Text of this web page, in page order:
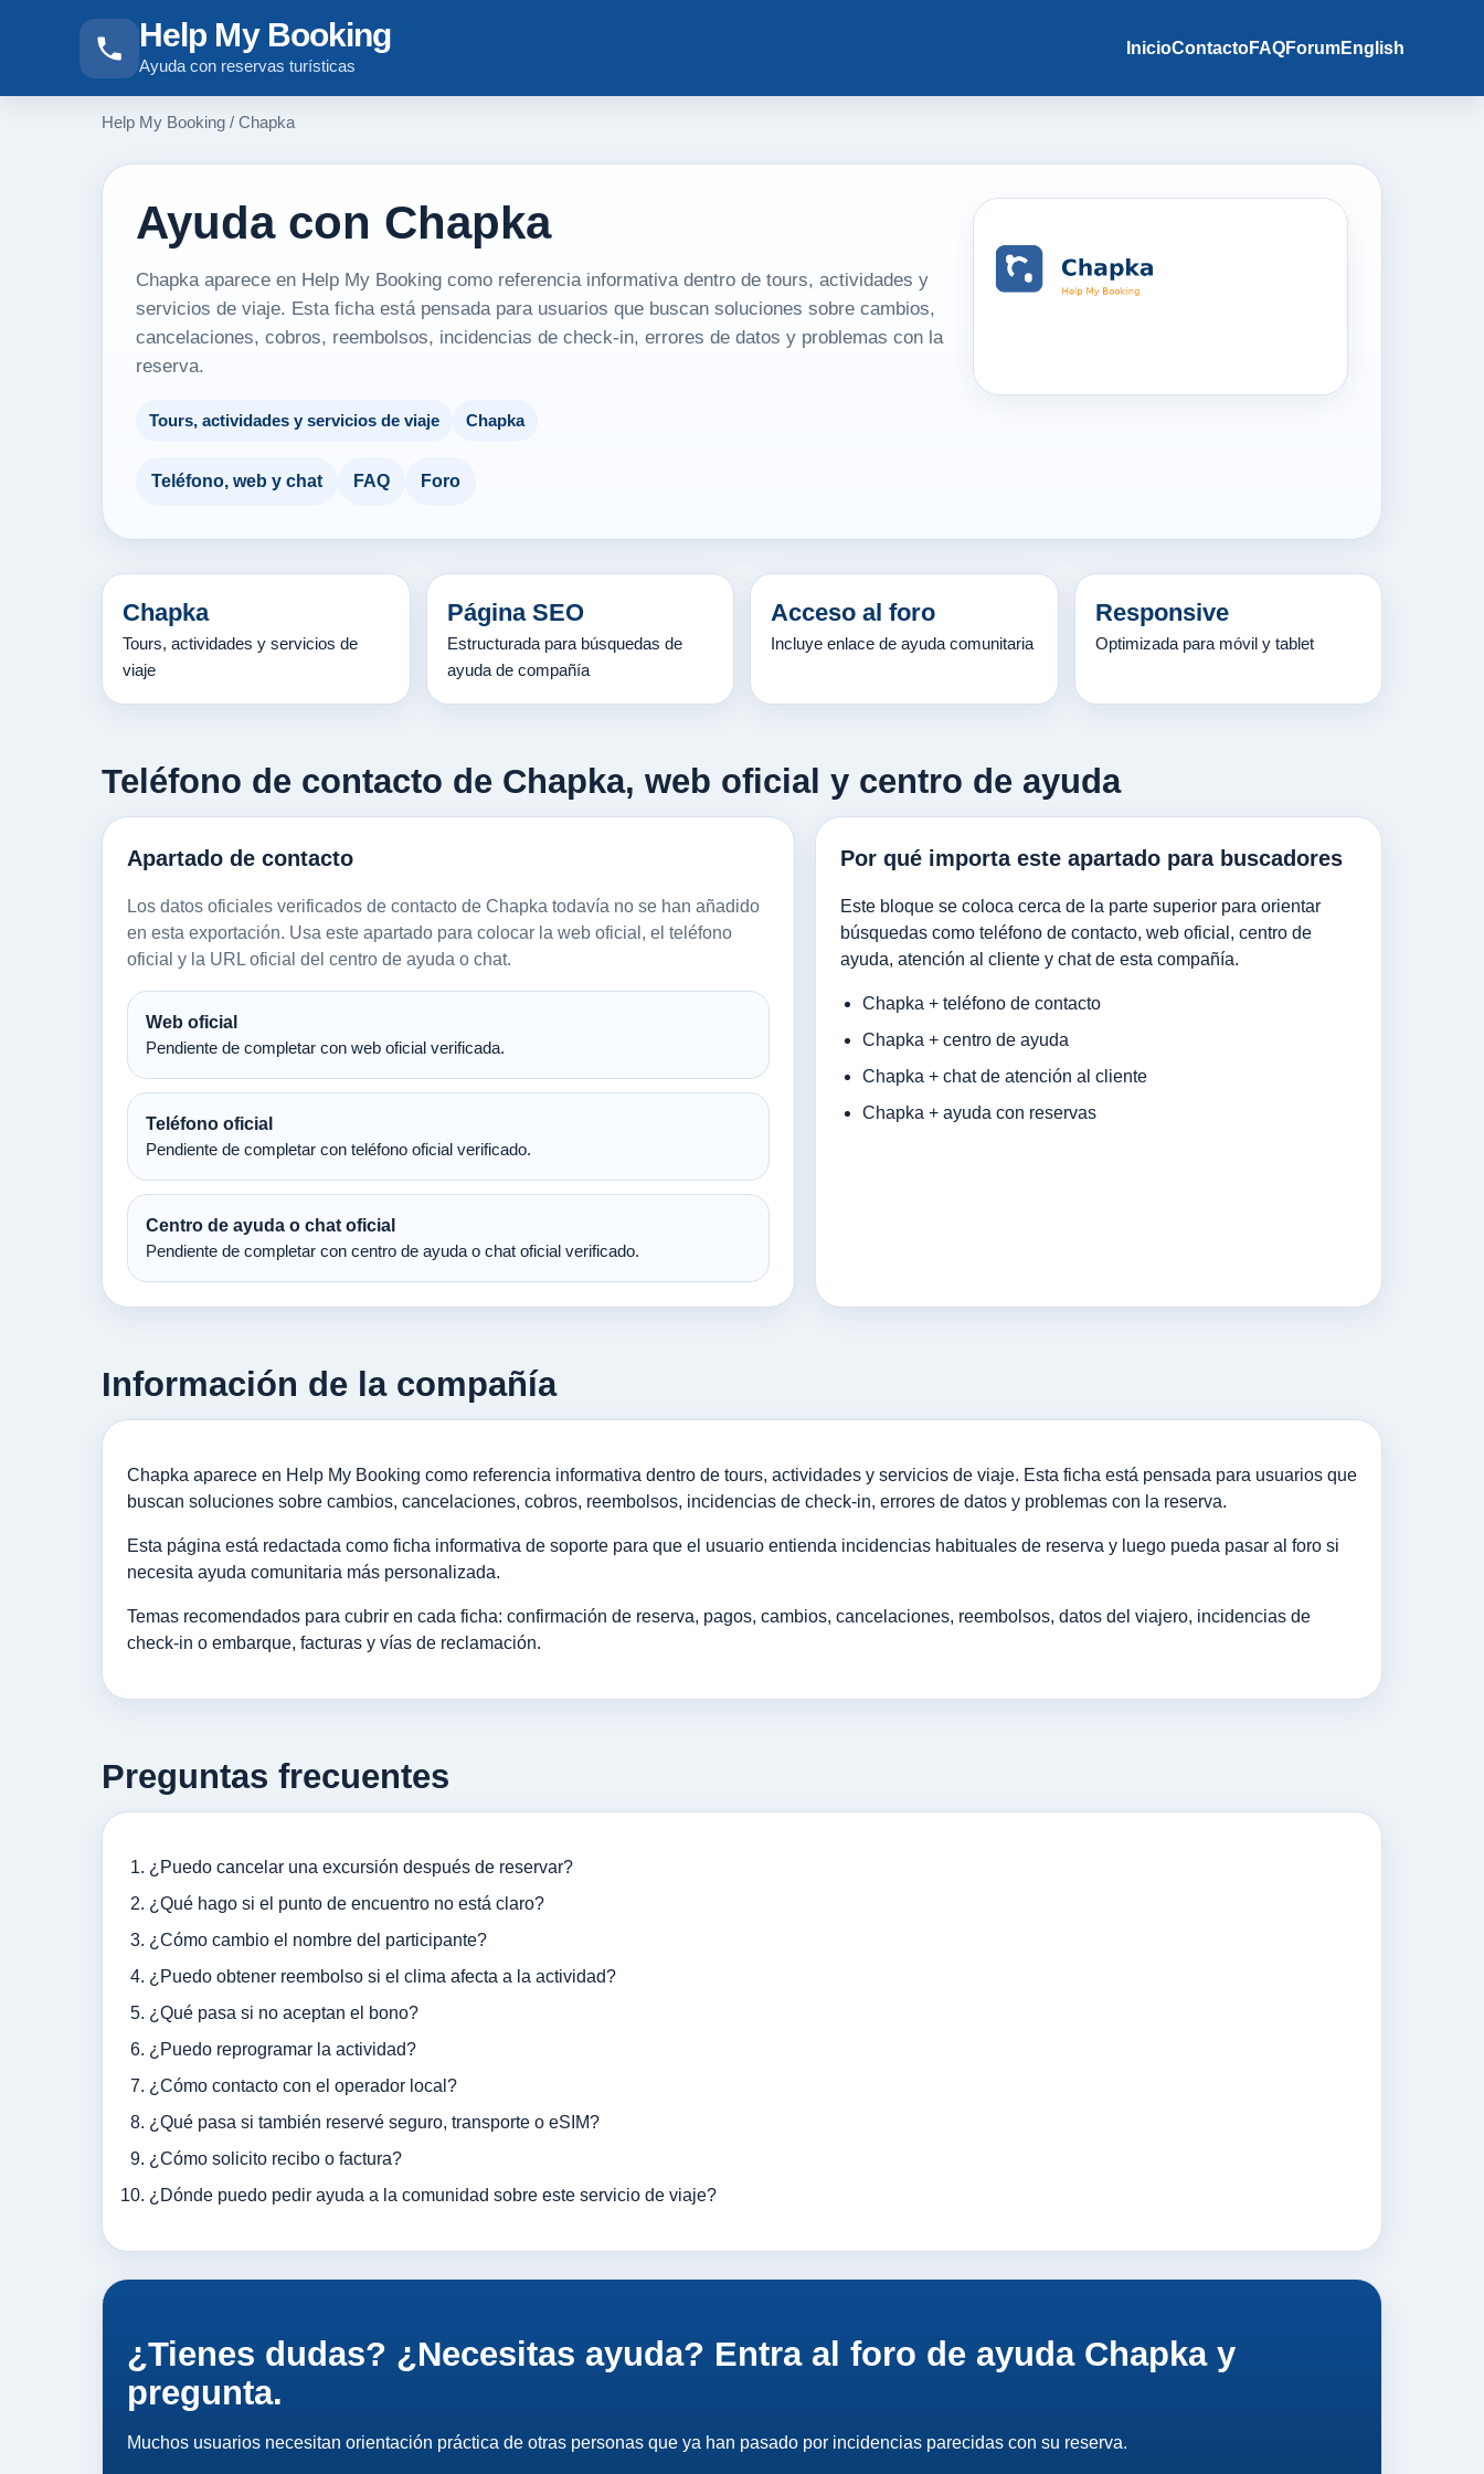
Help My Booking
Ayuda con reservas turísticas
InicioContactoFAQForumEnglish
Help My Booking / Chapka
Ayuda con Chapka
Chapka aparece en Help My Booking como referencia informativa dentro de tours, actividades y
servicios de viaje. Esta ficha está pensada para usuarios que buscan soluciones sobre cambios,
cancelaciones, cobros, reembolsos, incidencias de check-in, errores de datos y problemas con la
reserva.
Tours, actividades y servicios de viaje Chapka
Teléfono, web y chat FAQ Foro
Chapka
Tours, actividades y servicios de
viaje
Página SEO
Estructurada para búsquedas de
ayuda de compañía
Acceso al foro
Incluye enlace de ayuda comunitaria
Responsive
Optimizada para móvil y tablet
Teléfono de contacto de Chapka, web oficial y centro de ayuda
Apartado de contacto
Los datos oficiales verificados de contacto de Chapka todavía no se han añadido
en esta exportación. Usa este apartado para colocar la web oficial, el teléfono
oficial y la URL oficial del centro de ayuda o chat.
Web oficial
Pendiente de completar con web oficial verificada.
Teléfono oficial
Pendiente de completar con teléfono oficial verificado.
Centro de ayuda o chat oficial
Pendiente de completar con centro de ayuda o chat oficial verificado.
Por qué importa este apartado para buscadores
Este bloque se coloca cerca de la parte superior para orientar
búsquedas como teléfono de contacto, web oficial, centro de
ayuda, atención al cliente y chat de esta compañía.
Chapka + teléfono de contacto
Chapka + centro de ayuda
Chapka + chat de atención al cliente
Chapka + ayuda con reservas
Información de la compañía
Chapka aparece en Help My Booking como referencia informativa dentro de tours, actividades y servicios de viaje. Esta ficha está pensada para usuarios que
buscan soluciones sobre cambios, cancelaciones, cobros, reembolsos, incidencias de check-in, errores de datos y problemas con la reserva.
Esta página está redactada como ficha informativa de soporte para que el usuario entienda incidencias habituales de reserva y luego pueda pasar al foro si
necesita ayuda comunitaria más personalizada.
Temas recomendados para cubrir en cada ficha: confirmación de reserva, pagos, cambios, cancelaciones, reembolsos, datos del viajero, incidencias de
check-in o embarque, facturas y vías de reclamación.
Preguntas frecuentes
¿Puedo cancelar una excursión después de reservar?
¿Qué hago si el punto de encuentro no está claro?
¿Cómo cambio el nombre del participante?
¿Puedo obtener reembolso si el clima afecta a la actividad?
¿Qué pasa si no aceptan el bono?
¿Puedo reprogramar la actividad?
¿Cómo contacto con el operador local?
¿Qué pasa si también reservé seguro, transporte o eSIM?
¿Cómo solicito recibo o factura?
¿Dónde puedo pedir ayuda a la comunidad sobre este servicio de viaje?
¿Tienes dudas? ¿Necesitas ayuda? Entra al foro de ayuda Chapka y
pregunta.
Muchos usuarios necesitan orientación práctica de otras personas que ya han pasado por incidencias parecidas con su reserva.